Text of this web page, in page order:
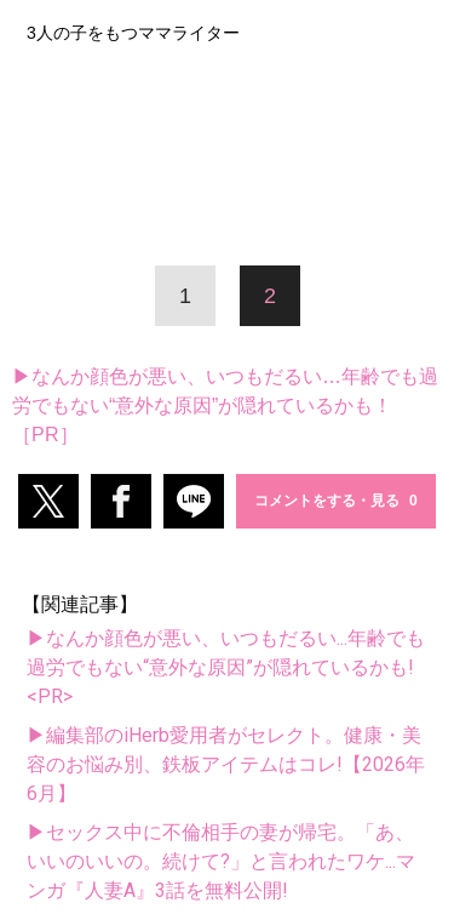
3人の子をもつママライター
1 2
▶なんか顔色が悪い、いつもだるい…年齢でも過
労でもない“意外な原因”が隠れているかも！
［PR］
コメントをする・見る
【関連記事】
▶なんか顔色が悪い、いつもだるい...年齢でも
過労でもない“意外な原因”が隠れているかも!
<PR>
▶編集部のiHerb愛用者がセレクト。健康・美
容のお悩み別、鉄板アイテムはコレ!【2026年
6月】
▶セックス中に不倫相手の妻が帰宅。「あ、
いいのいいの。続けて?」と言われたワケ...マ
ンガ『人妻A』3話を無料公開!